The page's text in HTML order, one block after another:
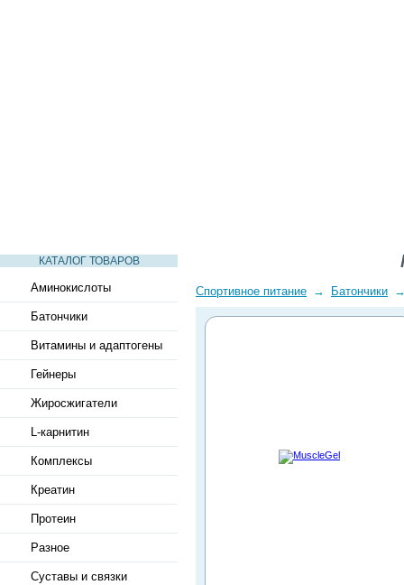
КАТАЛОГ ТОВАРОВ
Аминокислоты
Батончики
Витамины и адаптогены
Гейнеры
Жиросжигатели
L-карнитин
Комплексы
Креатин
Протеин
Разное
Суставы и связки
Спортивное питание → Батончики